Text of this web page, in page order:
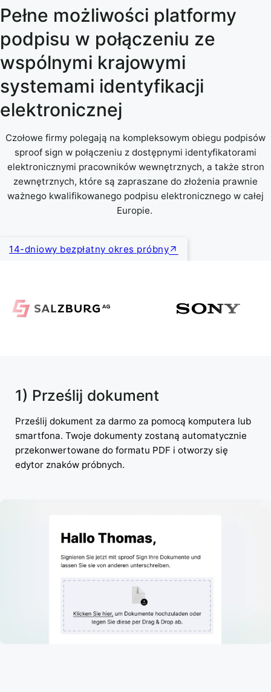
Pełne możliwości platformy
podpisu w połączeniu ze
wspólnymi krajowymi
systemami identyfikacji
elektronicznej
Czołowe firmy polegają na kompleksowym obiegu podpisów
sproof sign w połączeniu z dostępnymi identyfikatorami
elektronicznymi pracowników wewnętrznych, a także stron
zewnętrznych, które są zapraszane do złożenia prawnie
ważnego kwalifikowanego podpisu elektronicznego w całej
Europie.
14-dniowy bezpłatny okres próbny
1) Prześlij dokument
Prześlij dokument za darmo za pomocą komputera lub
smartfona. Twoje dokumenty zostaną automatycznie
przekonwertowane do formatu PDF i otworzy się
edytor znaków próbnych.